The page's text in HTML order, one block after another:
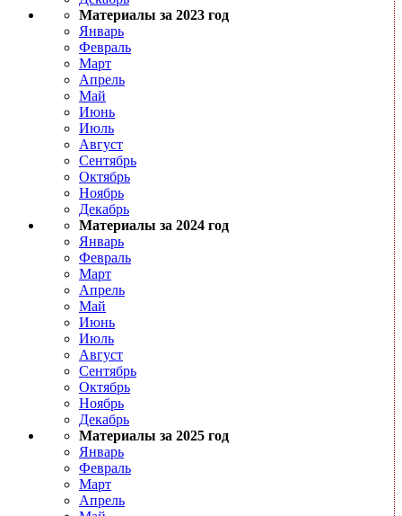
Материалы за 2023 год
Январь
Февраль
Март
Апрель
Май
Июнь
Июль
Август
Сентябрь
Октябрь
Ноябрь
Декабрь
Материалы за 2024 год
Январь
Февраль
Март
Апрель
Май
Июнь
Июль
Август
Сентябрь
Октябрь
Ноябрь
Декабрь
Материалы за 2025 год
Январь
Февраль
Март
Апрель